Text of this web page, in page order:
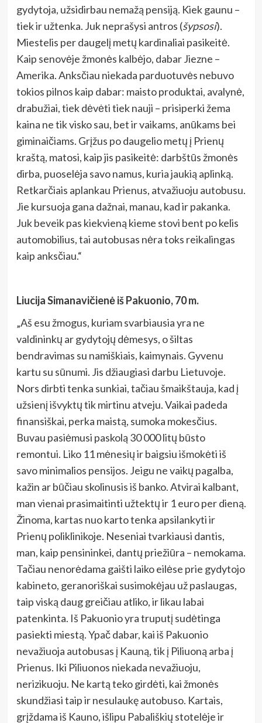
gydytoja, užsidirbau nemažą pensiją. Kiek gaunu –
tiek ir užtenka. Juk neprašysi antros (šypsosi).
Miestelis per daugelį metų kardinaliai pasikeitė.
Kaip senovėje žmonės kalbėjo, dabar Jiezne –
Amerika. Anksčiau niekada parduotuvės nebuvo
tokios pilnos kaip dabar: maisto produktai, avalynė,
drabužiai, tiek dėvėti tiek nauji – prisiperki žema
kaina ne tik visko sau, bet ir vaikams, anūkams bei
giminaičiams. Grįžus po daugelio metų į Prienų
kraštą, matosi, kaip jis pasikeitė: darbštūs žmonės
dirba, puoselėja savo namus, kuria jaukią aplinką.
Retkarčiais aplankau Prienus, atvažiuoju autobusu.
Jie kursuoja gana dažnai, manau, kad ir pakanka.
Juk beveik pas kiekvieną kieme stovi bent po kelis
automobilius, tai autobusas nėra toks reikalingas
kaip anksčiau.“
Liucija Simanavičienė iš Pakuonio, 70 m.
„Aš esu žmogus, kuriam svarbiausia yra ne
valdininkų ar gydytojų dėmesys, o šiltas
bendravimas su namiškiais, kaimynais. Gyvenu
kartu su sūnumi. Jis džiaugiasi darbu Lietuvoje.
Nors dirbti tenka sunkiai, tačiau šmaikštauja, kad į
užsienį išvyktų tik mirtinu atveju. Vaikai padeda
finansiškai, perka maistą, sumoka mokesčius.
Buvau pasiėmusi paskolą 30 000 litų būsto
remontui. Liko 11 mėnesių ir baigsiu išmokėti iš
savo minimalios pensijos. Jeigu ne vaikų pagalba,
kažin ar būčiau skolinusis iš banko. Atvirai kalbant,
man vienai prasimaitinti užtektų ir 1 euro per dieną.
Žinoma, kartas nuo karto tenka apsilankyti ir
Prienų poliklinikoje. Neseniai tvarkiausi dantis,
man, kaip pensininkei, dantų priežiūra – nemokama.
Tačiau nenorėdama gaišti laiko eilėse prie gydytojo
kabineto, geranoriškai susimokėjau už paslaugas,
taip viską daug greičiau atliko, ir likau labai
patenkinta. Iš Pakuonio yra truputį sudėtinga
pasiekti miestą. Ypač dabar, kai iš Pakuonio
nevažiuoja autobusas į Kauną, tik į Piliuoną arba į
Prienus. Iki Piliuonos niekada nevažiuoju,
nerizikuoju. Ne kartą teko girdėti, kai žmonės
skundžiasi taip ir nesulaukę autobuso. Kartais,
grįždama iš Kauno, išlipu Pabališkių stotelėje ir